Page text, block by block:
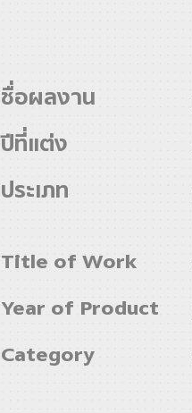
ชื่อผลงาน
ปีที่แต่ง
ประเภท
Title of Work
Year of Product
Category